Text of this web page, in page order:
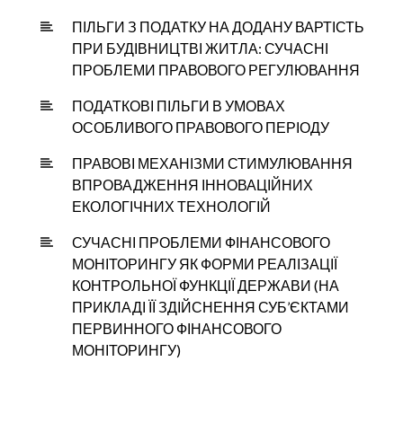
ПІЛЬГИ З ПОДАТКУ НА ДОДАНУ ВАРТІСТЬ
ПРИ БУДІВНИЦТВІ ЖИТЛА: СУЧАСНІ
ПРОБЛЕМИ ПРАВОВОГО РЕГУЛЮВАННЯ
ПОДАТКОВІ ПІЛЬГИ В УМОВАХ
ОСОБЛИВОГО ПРАВОВОГО ПЕРІОДУ
ПРАВОВІ МЕХАНІЗМИ СТИМУЛЮВАННЯ
ВПРОВАДЖЕННЯ ІННОВАЦІЙНИХ
ЕКОЛОГІЧНИХ ТЕХНОЛОГІЙ
СУЧАСНІ ПРОБЛЕМИ ФІНАНСОВОГО
МОНІТОРИНГУ ЯК ФОРМИ РЕАЛІЗАЦІЇ
КОНТРОЛЬНОЇ ФУНКЦІЇ ДЕРЖАВИ (НА
ПРИКЛАДІ ЇЇ ЗДІЙСНЕННЯ СУБ’ЄКТАМИ
ПЕРВИННОГО ФІНАНСОВОГО
МОНІТОРИНГУ)